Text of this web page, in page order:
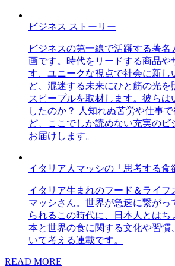
ビジネス ストーリー
ビジネスの第一線で活躍する著名
画です。時代をリードする商品や
す、ユニークな視点で社会に新し
ど、混迷する未来にひと筋の光を
スピープルを取材します。彼らは
したのか？ 人知れぬ苦労や仕事
ど、ここでしか読めない充実のビ
お届けします。
イタリア人マッシの「思考する食
イタリア生まれのフード＆ライフ
マッシさん。世界が急速に繋がっ
られるこの時代に、日本人とはち
本と世界の食に関する文化や習慣
いて考える連載です。
READ MORE